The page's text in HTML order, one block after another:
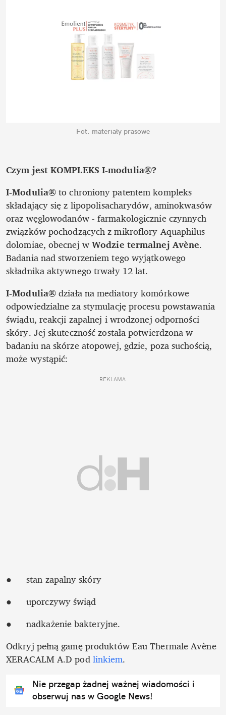
Fot. materiały prasowe
Czym jest KOMPLEKS I-modulia®?
I-Modulia® to chroniony patentem kompleks
składający się z lipopolisacharydów, aminokwasów
oraz węglowodanów - farmakologicznie czynnych
związków pochodzących z mikroflory Aquaphilus
dolomiae, obecnej w Wodzie termalnej Avène.
Badania nad stworzeniem tego wyjątkowego
składnika aktywnego trwały 12 lat.
I-Modulia® działa na mediatory komórkowe
odpowiedzialne za stymulację procesu powstawania
świądu, reakcji zapalnej i wrodzonej odporności
skóry. Jej skuteczność została potwierdzona w
badaniu na skórze atopowej, gdzie, poza suchością,
może wystąpić:
REKLAMA
●	stan zapalny skóry
●	uporczywy świąd
●	nadkażenie bakteryjne.
Odkryj pełną gamę produktów Eau Thermale Avène
XERACALM A.D pod linkiem.
Nie przegap żadnej ważnej wiadomości i
obserwuj nas w Google News!